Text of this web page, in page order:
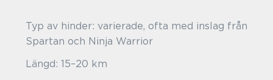
Typ av hinder: varierade, ofta med inslag från
Spartan och Ninja Warrior
Längd: 15–20 km